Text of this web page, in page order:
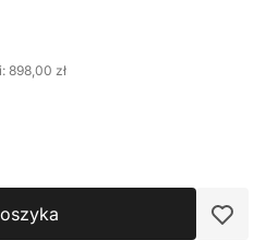
898,00 zł